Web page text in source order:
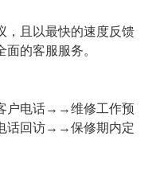
，且以最快的速度反馈
的客服服务。
电话→→维修工作预
回访→→保修期内定